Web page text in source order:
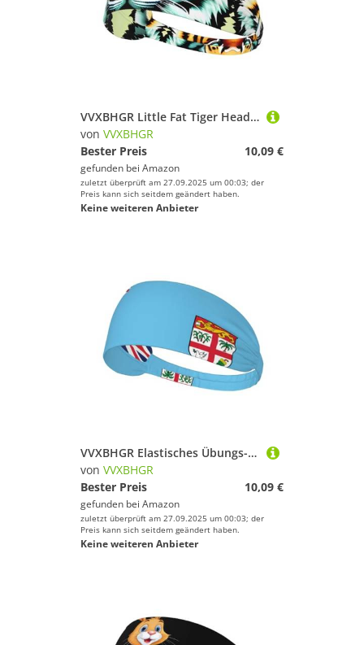
VVXBHGR Little Fat Tiger Head Prints Elastisches Übungs-Stirnband für Männer und Frauen, weich, schnell trocknend
von VVXBHGR
Bester Preis
10,09 €
gefunden bei Amazon
zuletzt überprüft am 27.09.2025 um 00:03; der
Preis kann sich seitdem geändert haben.
Keine weiteren Anbieter
VVXBHGR Elastisches Übungs-Stirnband mit Fidschi-Flagge, für Damen und Herren, weich, schnell trocknend
von VVXBHGR
Bester Preis
10,09 €
gefunden bei Amazon
zuletzt überprüft am 27.09.2025 um 00:03; der
Preis kann sich seitdem geändert haben.
Keine weiteren Anbieter